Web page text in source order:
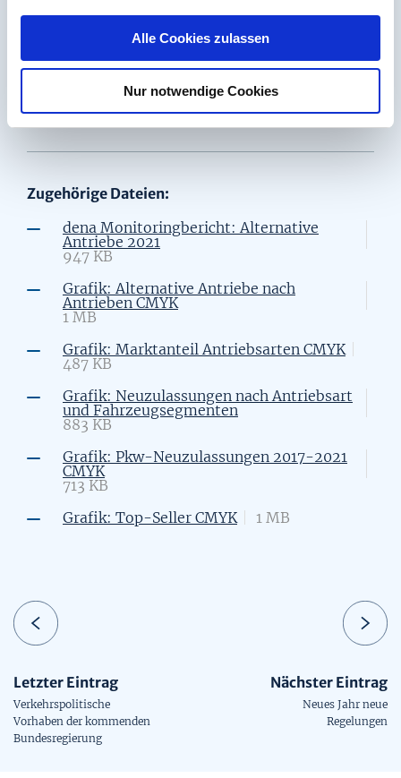
Alle Cookies zulassen
Nur notwendige Cookies
dem achten Platz (42 Prozent). Das
Schlusslicht bildet Hamburg, wo der Anteil der
alternativen Antriebe bei nur 31 Prozent liegt.
Zugehörige Dateien:
dena Monitoringbericht: Alternative
Antriebe 2021
947 KB
Grafik: Alternative Antriebe nach
Antrieben CMYK
1 MB
Grafik: Marktanteil Antriebsarten CMYK
487 KB
Grafik: Neuzulassungen nach Antriebsart
und Fahrzeugsegmenten
883 KB
Grafik: Pkw-Neuzulassungen 2017-2021
CMYK
713 KB
Grafik: Top-Seller CMYK
1 MB
Letzter Eintrag
Verkehrspolitische
Vorhaben der kommenden
Bundesregierung
Nächster Eintrag
Neues Jahr neue
Regelungen